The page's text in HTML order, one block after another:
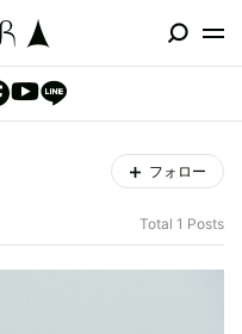
フォロー
Total 1 Posts